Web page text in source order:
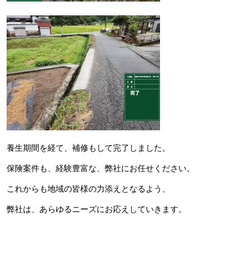
養生期間を経て、補修もして完了しました。
保険案件も、経験豊富な、弊社にお任せください。
これからも地域の皆様の力添えとなるよう、
弊社は、あらゆるニーズにお応えしていきます。